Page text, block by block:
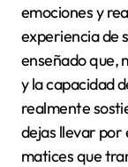
emociones y
experiencia de
enseñado que,
y la capacidad
realmente
dejas llevar por
matices que